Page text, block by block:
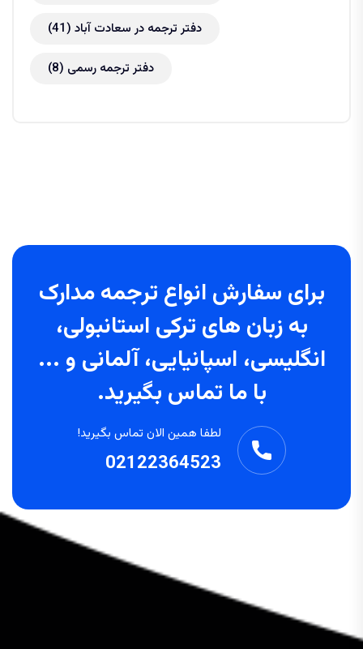
دفتر ترجمه در سعادت آباد (41)
دفتر ترجمه رسمی (8)
برای سفارش انواع ترجمه مدارک
به زبان های ترکی استانبولی،
انگلیسی، اسپانیایی، آلمانی و ...
با ما تماس بگیرید.
لطفا همین الان تماس بگیرید!
02122364523